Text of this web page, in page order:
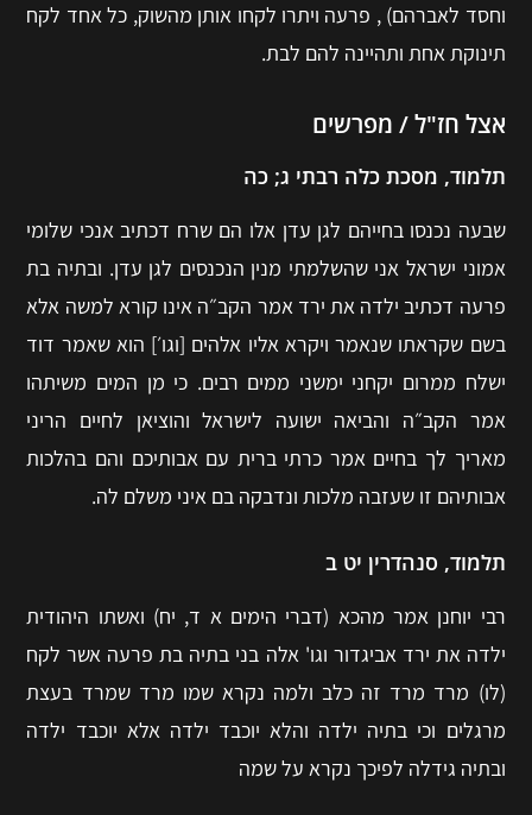
וחסד לאברהם) , פרעה ויתרו לקחו אותן מהשוק, כל אחד לקח
תינוקת אחת ותהיינה להם לבת.
אצל חז"ל / מפרשים
תלמוד, מסכת כלה רבתי ג; כה
שבעה נכנסו בחייהם לגן עדן אלו הם שרח דכתיב אנכי שלומי
אמוני ישראל אני שהשלמתי מנין הנכנסים לגן עדן. ובתיה בת
פרעה דכתיב ילדה את ירד אמר הקב״ה אינו קורא למשה אלא
בשם שקראתו שנאמר ויקרא אליו אלהים [וגו׳] הוא שאמר דוד
ישלח ממרום יקחני ימשני ממים רבים. כי מן המים משיתהו
אמר הקב״ה והביאה ישועה לישראל והוציאן לחיים הריני
מאריך לך בחיים אמר כרתי ברית עם אבותיכם והם בהלכות
אבותיהם זו שעזבה מלכות ונדבקה בם איני משלם לה.
תלמוד, סנהדרין יט ב
רבי יוחנן אמר מהכא (דברי הימים א ד, יח) ואשתו היהודית
ילדה את ירד אביגדור וגו' אלה בני בתיה בת פרעה אשר לקח
(לו) מרד מרד זה כלב ולמה נקרא שמו מרד שמרד בעצת
מרגלים וכי בתיה ילדה והלא יוכבד ילדה אלא יוכבד ילדה
ובתיה גידלה לפיכך נקרא על שמה